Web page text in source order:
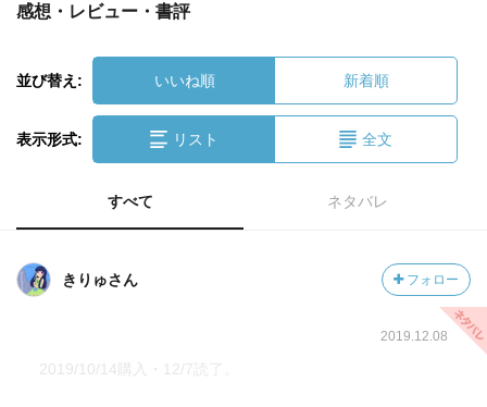
感想・レビュー・書評
並び替え: いいね順 新着順
表示形式: リスト 全文
すべて ネタバレ
きりゅさん フォロー
2019.12.08
2019/10/14購入・12/7読了。